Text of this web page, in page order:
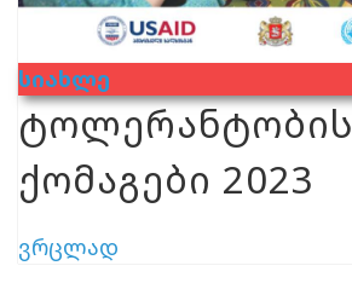
Სიახლე
ტოლერანტობის
ქომაგები 2023
ვრცლად